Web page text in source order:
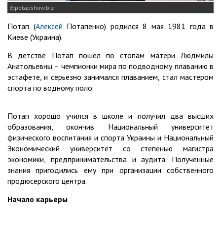
potapshow.biz
Потап (Алексей Потапенко) родился 8 мая 1981 года в
Киеве (Украина).
В детстве Потап пошел по стопам матери Людмилы
Анатольевны – чемпионки мира по подводному плаванию в
эстафете, и серьезно занимался плаванием, стал мастером
спорта по водному поло.
Потап хорошо учился в школе и получил два высших
образования, окончив Национальный университет
физического воспитания и спорта Украины и Национальный
Экономический университет со степенью магистра
экономики, предпринимательства и аудита. Полученные
знания пригодились ему при организации собственного
продюсерского центра.
Начало карьеры